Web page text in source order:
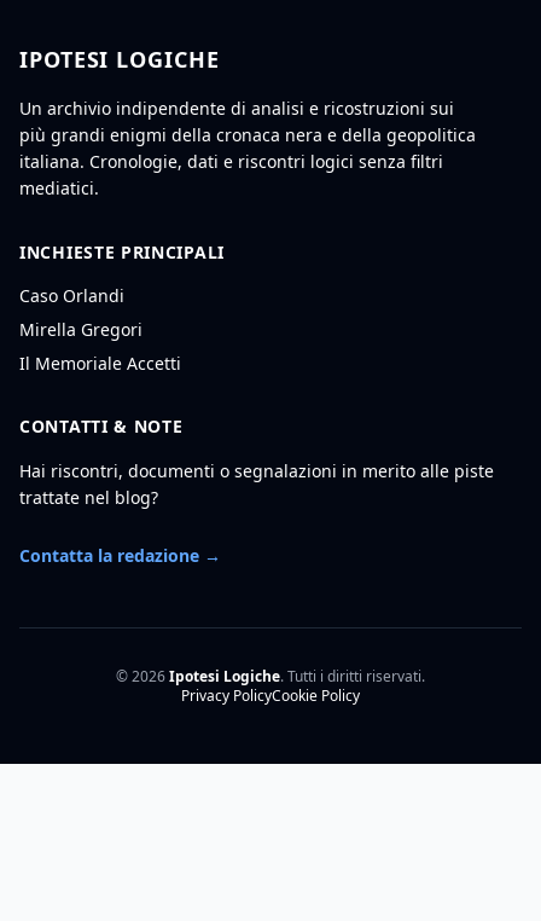
IPOTESI LOGICHE
Un archivio indipendente di analisi e ricostruzioni sui
più grandi enigmi della cronaca nera e della geopolitica
italiana. Cronologie, dati e riscontri logici senza filtri
mediatici.
INCHIESTE PRINCIPALI
Caso Orlandi
Mirella Gregori
Il Memoriale Accetti
CONTATTI & NOTE
Hai riscontri, documenti o segnalazioni in merito alle piste
trattate nel blog?
Contatta la redazione →
© 2026Ipotesi Logiche. Tutti i diritti riservati.
Privacy PolicyCookie Policy